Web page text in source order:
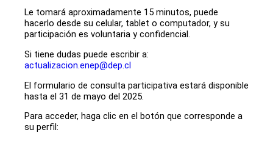
Le tomará aproximadamente 15 minutos, puede
hacerlo desde su celular, tablet o computador, y su
participación es voluntaria y confidencial.
Si tiene dudas puede escribir a:
actualizacion.enep@dep.cl
El formulario de consulta participativa estará disponible
hasta el 31 de mayo del 2025.
Para acceder, haga clic en el botón que corresponde a
su perfil: